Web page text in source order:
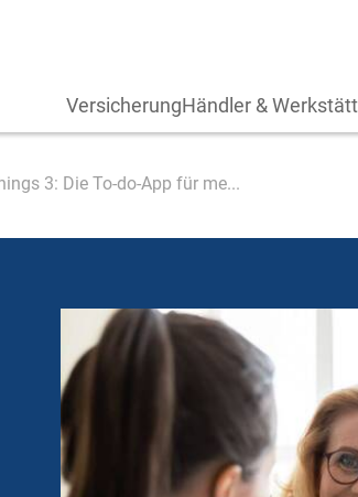
VersicherungHändler &
3: Die To-do-App für me...